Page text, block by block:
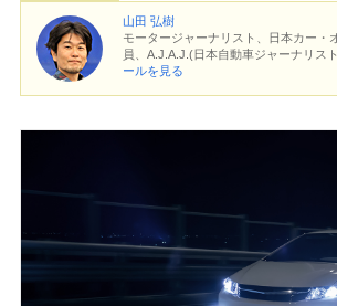
山田 弘樹
モータージャーナリスト、日本カー・
員、A.J.A.J.(日本自動車ジャーナリス
ールを見る